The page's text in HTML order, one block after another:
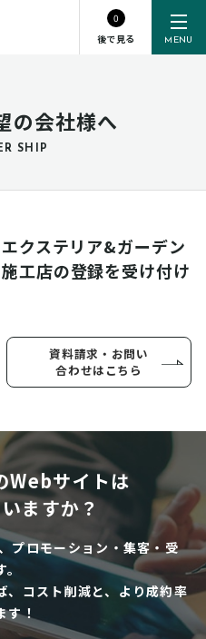
MENU
0
後で見る
の会社様へ
SHIP
クステリア&ガーデン
施工店の登録を受け付け
資料請求・お問い
合わせはこちら
Webサイトは
ますか？
プロモーション・集客・受
、コスト削減と、より成約率
す！